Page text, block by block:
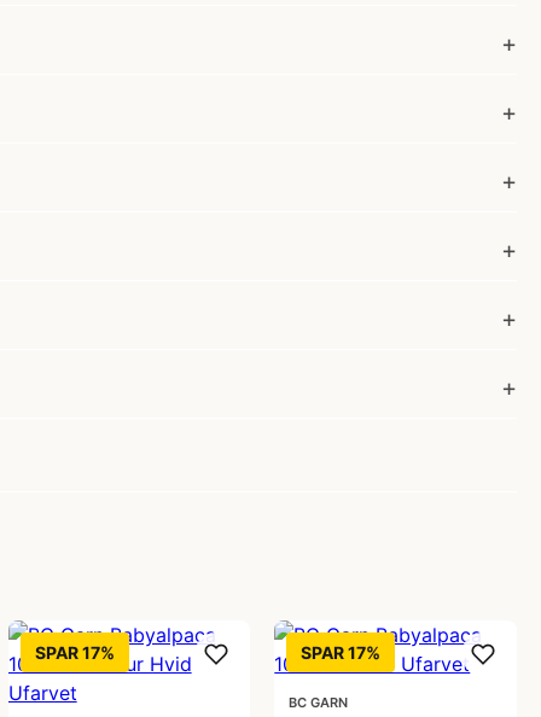
SPAR 17% SPAR 17%
BC GARN